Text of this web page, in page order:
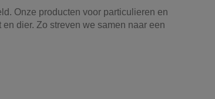
Onze producten voor particulieren en
dier. Zo streven we samen naar een